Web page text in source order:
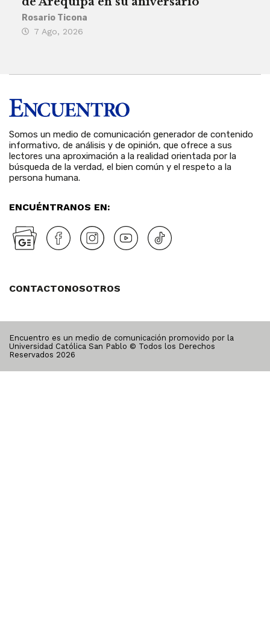
Rosario Ticona
7 Ago, 2026
Somos un medio de comunicación generador de contenido
informativo, de análisis y de opinión, que ofrece a sus
lectores una aproximación a la realidad orientada por la
búsqueda de la verdad, el bien común y el respeto a la
persona humana.
ENCUÉNTRANOS EN:
CONTACTONOSOTROS
Encuentro es un medio de comunicación promovido por la
Universidad Católica San Pablo © Todos los Derechos
Reservados 2026